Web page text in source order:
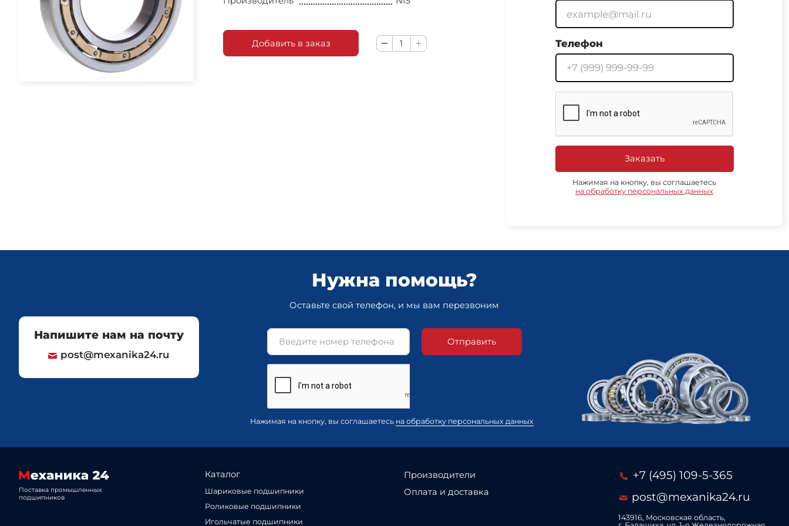
Добавить в заказ Телефон
Заказать
Нажимая на кнопку, вы соглашаетесь
на обработку персональных данных
Напишите нам на почту
post@mexanika24.ru
Нужна помощь?
Оставьте свой телефон, и мы вам перезвоним
Отправить
Нажимая на кнопку, вы соглашаетесь на обработку персональных данных
Поставка промышленных
подшипников
Каталог
Шариковые подшипники
Роликовые подшипники
Игольчатые подшипники
Производители
Оплата и доставка
+7 (495) 109-5-365
post@mexanika24.ru
143916, Московская область,